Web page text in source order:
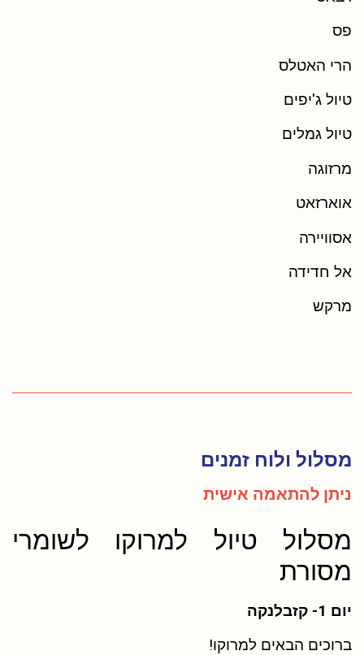
פס
הרי האטלס
טיול ג'יפים
טיול גמלים
מרזוגה
אוארזאט
אסוויירה
אל חדידה
מרקש
מסלול ולוח זמנים
ניתן להתאמה אישית
מסלול טיול למרוקו לשומרי
מסורת
יום 1- קזבלנקה
ברוכים הבאים למרוקו!